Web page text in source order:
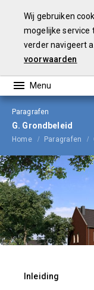
Wij gebruiken
mogelijke service
verder navigeert
voorwaarden
Paragrafen
G. Grondbeleid
Home Paragrafen
Inleiding